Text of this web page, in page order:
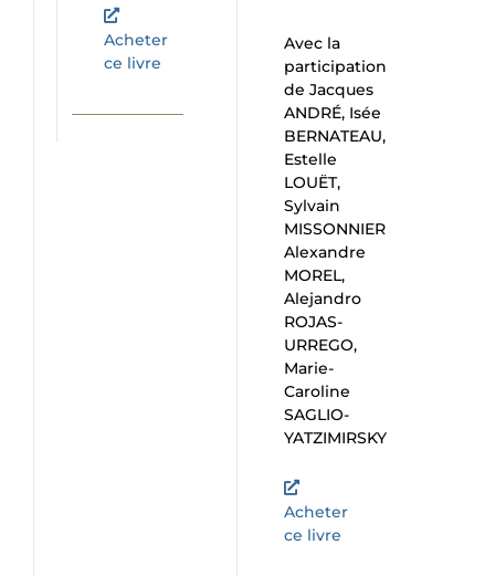
Acheter
ce livre
Avec la
participation
de Jacques
ANDRÉ, Isée
BERNATEAU,
Estelle
LOUËT,
Sylvain
MISSONNIER
Alexandre
MOREL,
Alejandro
ROJAS-
URREGO,
Marie-
Caroline
SAGLIO-
YATZIMIRSKY
Acheter
ce livre